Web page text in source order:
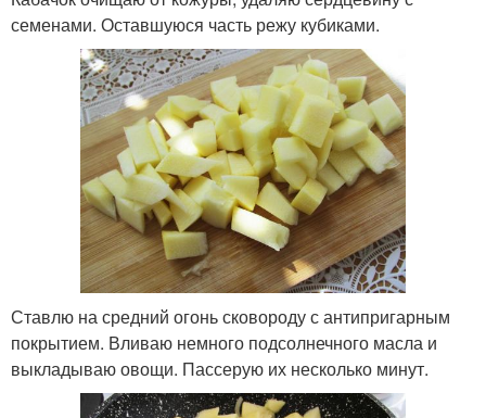
семенами. Оставшуюся часть режу кубиками.
Ставлю на средний огонь сковороду с антипригарным
покрытием. Вливаю немного подсолнечного масла и
выкладываю овощи. Пассерую их несколько минут.